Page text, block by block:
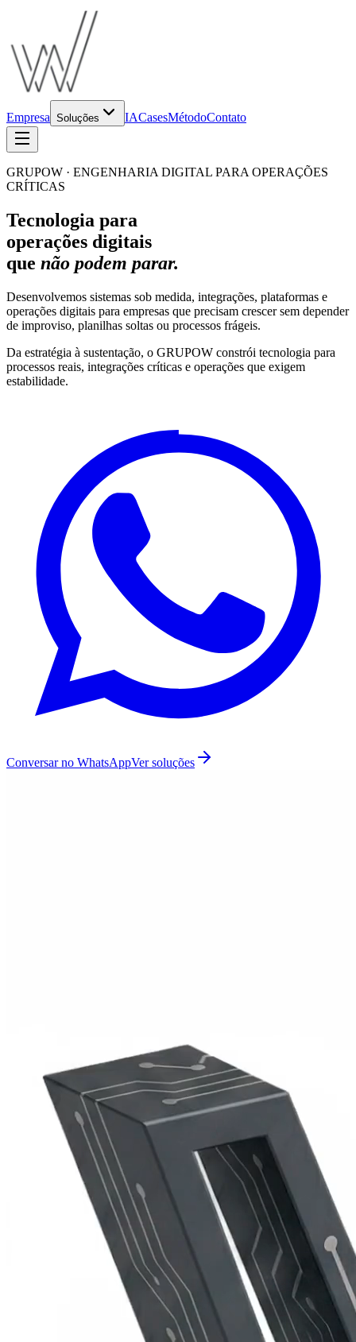
Empresa Soluções IACasesMétodoContato
GRUPOW · ENGENHARIA DIGITAL PARA OPERAÇÕES
CRÍTICAS
Tecnologia para
operações digitais
que não podem parar.
Desenvolvemos sistemas sob medida, integrações, plataformas e
operações digitais para empresas que precisam crescer sem depender
de improviso, planilhas soltas ou processos frágeis.
Da estratégia à sustentação, o GRUPOW constrói tecnologia para
processos reais, integrações críticas e operações que exigem
estabilidade.
Conversar no WhatsAppVer soluções